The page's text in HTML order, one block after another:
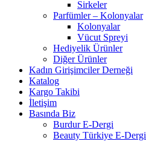
Sirkeler
Parfümler – Kolonyalar
Kolonyalar
Vücut Spreyi
Hediyelik Ürünler
Diğer Ürünler
Kadın Girişimciler Derneği
Katalog
Kargo Takibi
İletişim
Basında Biz
Burdur E-Dergi
Beauty Türkiye E-Dergi